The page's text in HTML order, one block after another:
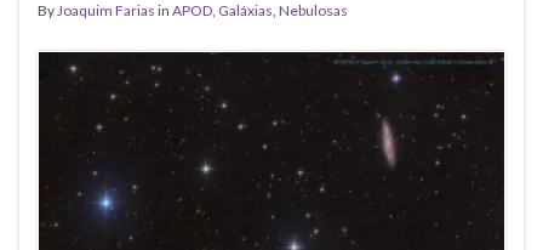
ByJoaquim Farias in APOD, Galáxias, Nebulosas